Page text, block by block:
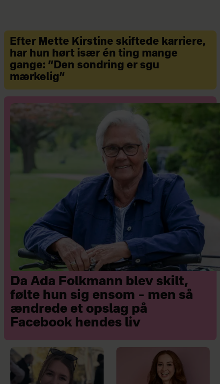
Gift med Gustav, som hun har
en søn på 6 og en datter på 4
år med.
Efter Mette Kirstine skiftede karriere,
har hun hørt især én ting mange
gange: ”Den sondring er sgu
mærkelig”
Da Ada Folkmann blev skilt,
følte hun sig ensom – men så
ændrede et opslag på
Facebook hendes liv